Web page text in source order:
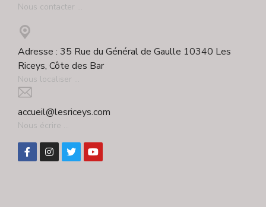
Nous contacter ...
Adresse : 35 Rue du Général de Gaulle 10340 Les
Riceys, Côte des Bar
Nous localiser ...
accueil@lesriceys.com
Nous écrire ...